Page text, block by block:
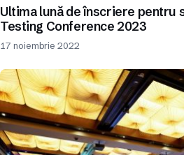
Ultima lună de înscriere pentru
Testing Conference 2023
17 noiembrie 2022